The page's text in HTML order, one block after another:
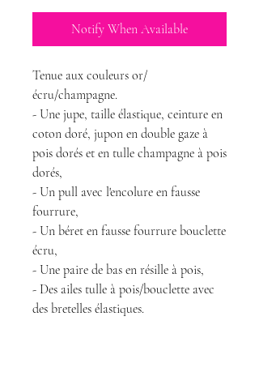
Notify When Available
Tenue aux couleurs or/
écru/champagne.
- Une jupe, taille élastique, ceinture en
coton doré, jupon en double gaze à
pois dorés et en tulle champagne à pois
dorés,
- Un pull avec l'encolure en fausse
fourrure,
- Un béret en fausse fourrure bouclette
écru,
- Une paire de bas en résille à pois,
- Des ailes tulle à pois/bouclette avec
des bretelles élastiques.